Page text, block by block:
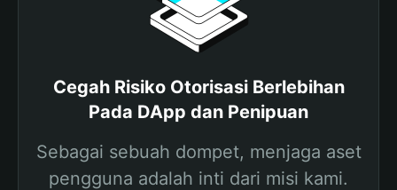
Cegah Risiko Otorisasi Berlebihan
Pada DApp dan Penipuan
Sebagai sebuah dompet, menjaga aset
pengguna adalah inti dari misi kami.